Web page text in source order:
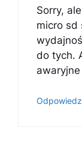
Sorry,
micro sd
do tych.
Odpowiedz